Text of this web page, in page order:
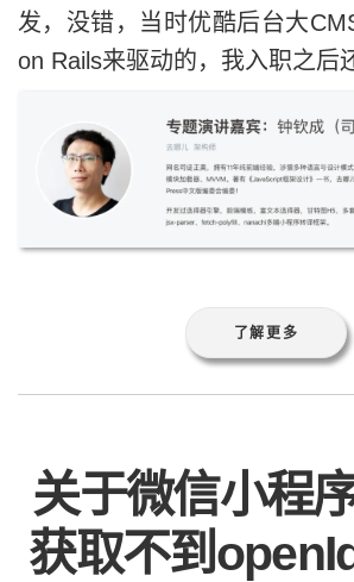
发，没错，当时优酷后台大
on Rails来驱动的，我入职之后
了解更多
关于微信小程
获取不到